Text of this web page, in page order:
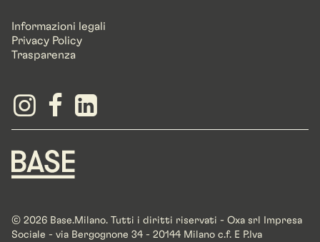
Informazioni legali
Privacy Policy
Trasparenza
© 2026 Base.Milano. Tutti i diritti riservati - Oxa srl Impresa
Sociale - via Bergognone 34 - 20144 Milano c.f. E P.Iva